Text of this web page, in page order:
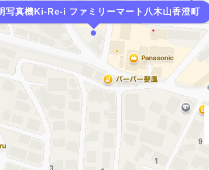
写真機Ki-Re-i ファミリーマート八木山香澄町